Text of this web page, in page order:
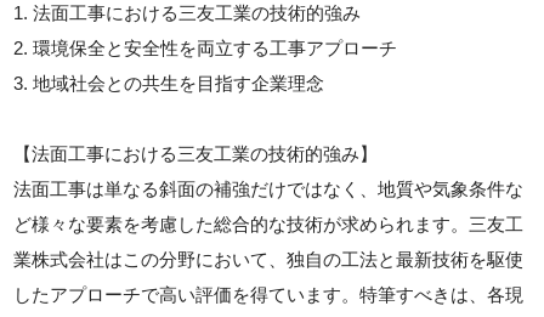
1. 法面工事における三友工業の技術的強み
2. 環境保全と安全性を両立する工事アプローチ
3. 地域社会との共生を目指す企業理念
【法面工事における三友工業の技術的強み】
法面工事は単なる斜面の補強だけではなく、地質や気象条件な
ど様々な要素を考慮した総合的な技術が求められます。三友工
業株式会社はこの分野において、独自の工法と最新技術を駆使
したアプローチで高い評価を得ています。特筆すべきは、各現